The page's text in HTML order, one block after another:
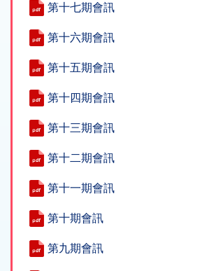
第十七期會訊
第十六期會訊
第十五期會訊
第十四期會訊
第十三期會訊
第十二期會訊
第十一期會訊
第十期會訊
第九期會訊